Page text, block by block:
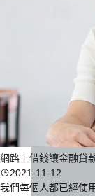
網路上借錢讓金融貸
2021-11-12
我們每個人都已經使